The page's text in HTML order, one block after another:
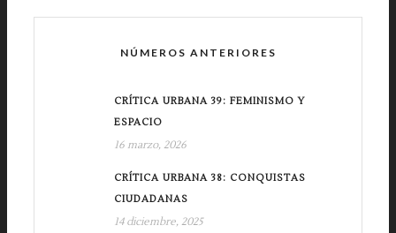
NÚMEROS ANTERIORES
CRÍTICA URBANA 39: FEMINISMO Y
ESPACIO
16 marzo, 2026
CRÍTICA URBANA 38: CONQUISTAS
CIUDADANAS
14 diciembre, 2025